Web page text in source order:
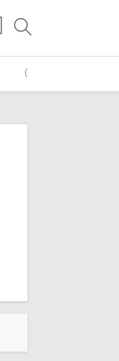
Средства от